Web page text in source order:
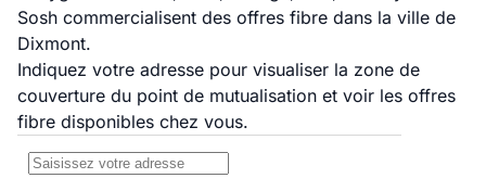
Sosh commercialisent des offres fibre dans la ville de
Dixmont.
Indiquez votre adresse pour visualiser la zone de
couverture du point de mutualisation et voir les offres
fibre disponibles chez vous.